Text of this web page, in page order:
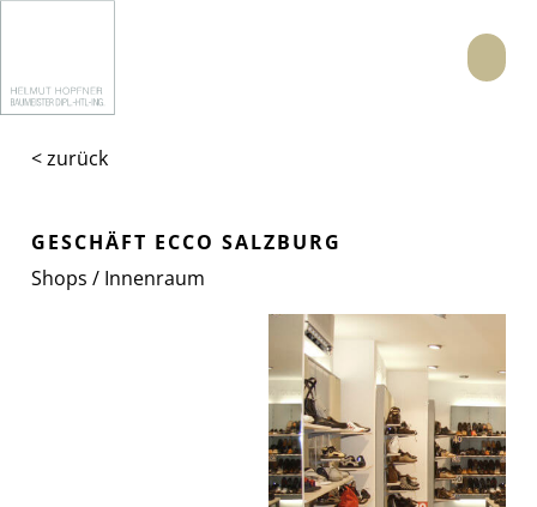
Menü
< zurück
GESCHÄFT ECCO SALZBURG
Shops / Innenraum